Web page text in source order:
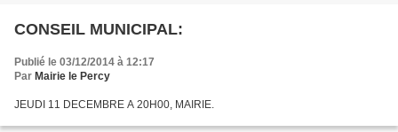
CONSEIL MUNICIPAL:
Publié le 03/12/2014 à 12:17
Par Mairie le Percy
JEUDI 11 DECEMBRE A 20H00, MAIRIE.